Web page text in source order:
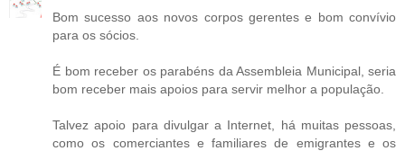
Bom sucesso aos novos corpos gerentes e bom convívio
para os sócios.
É bom receber os parabéns da Assembleia Municipal, seria
bom receber mais apoios para servir melhor a população.
Talvez apoio para divulgar a Internet, há muitas pessoas,
como os comerciantes e familiares de emigrantes e os